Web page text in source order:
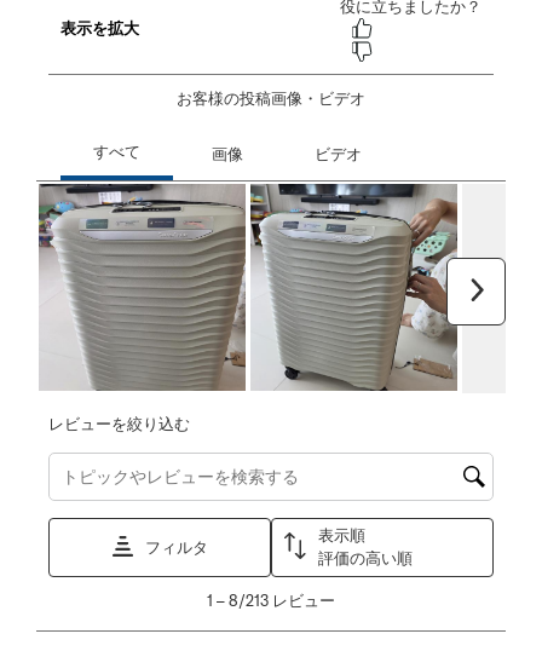
お客様の投稿画像・ビデオ
レビューを絞り込む
トピックやレビュー検索地域を検索する
フィルタ
表示順
評価の高い順
1 –8/213 レビュー